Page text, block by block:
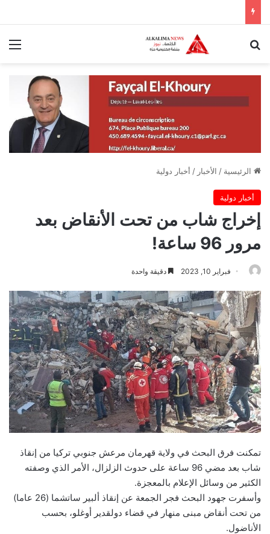
الرئيسية / الأخبار / أخبار دولية
أخبار دولية
إخراج شاب من تحت الأنقاض بعد
مرور 96 ساعة!
فبراير 10, 2023 دقيقة واحدة
تمكنت فرق البحث في ولاية قهرمان مرعش جنوبي تركيا من إنقاذ
شاب بعد مضي 96 ساعة على حدوث الزلزال، الأمر الذي وصفته
الكثير من وسائل الإعلام بالمعجزة.
وأسفرت جهود البحث فجر الجمعة عن إنقاذ ألبير ساتشما (26 عاما)
من تحت أنقاض مبنى منهار في قضاء دولقدير أوغلو، بحسب
الأناضول.